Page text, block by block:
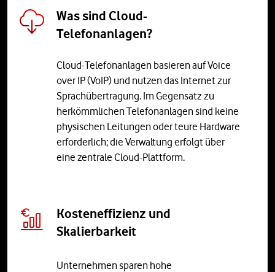
Was sind Cloud-
Telefonanlagen?
Cloud-Telefonanlagen basieren auf Voice
over IP (VoIP) und nutzen das Internet zur
Sprachübertragung. Im Gegensatz zu
herkömmlichen Telefonanlagen sind keine
physischen Leitungen oder teure Hardware
erforderlich; die Verwaltung erfolgt über
eine zentrale Cloud-Plattform.
Kosteneffizienz und
Skalierbarkeit
Unternehmen sparen hohe